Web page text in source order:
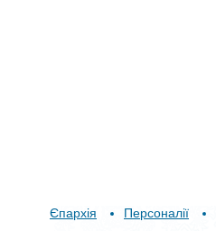
Єпархія Персоналії